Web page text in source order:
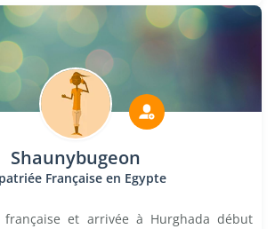
Shaunybugeon
Française en Egypte
et arrivée à Hurghada début